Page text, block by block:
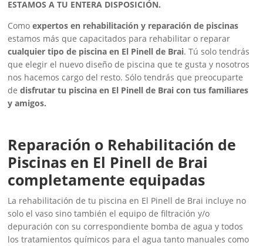
ESTAMOS A TU ENTERA DISPOSICIÓN.
Comoexpertos en rehabilitación y reparación de piscinas
estamos más que capacitados para rehabilitar o reparar
cualquier tipo de piscina en El Pinell de Brai. Tú solo tendrás
que elegir el nuevo diseño de piscina que te gusta y nosotros
nos hacemos cargo del resto. Sólo tendrás que preocuparte
dedisfrutar tu piscina en El Pinell de Brai con tus familiares
y amigos.
Reparación o Rehabilitación de
Piscinas en El Pinell de Brai
completamente equipadas
La rehabilitación de tu piscina en El Pinell de Brai incluye no
solo el vaso sino también el equipo de filtración y/o
depuración con su correspondiente bomba de agua y todos
los tratamientos químicos para el agua tanto manuales como